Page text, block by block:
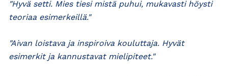
"Hyvä setti. Mies tiesi mistä puhui, mukavasti höysti
teoriaa esimerkeillä."
"Aivan loistava ja inspiroiva kouluttaja. Hyvät
esimerkit ja kannustavat mielipiteet."